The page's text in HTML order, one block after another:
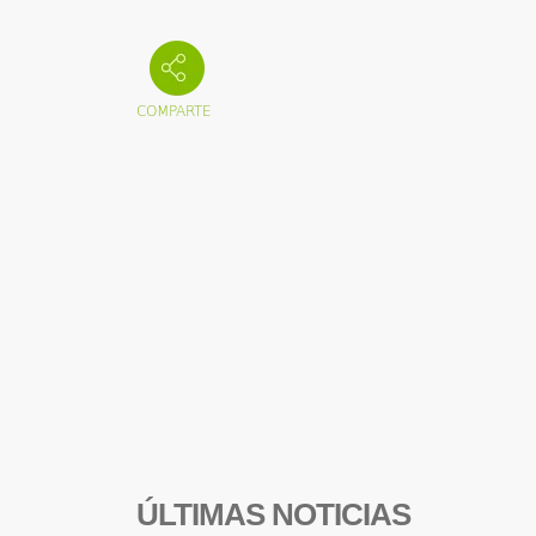
ÚLTIMAS NOTICIAS